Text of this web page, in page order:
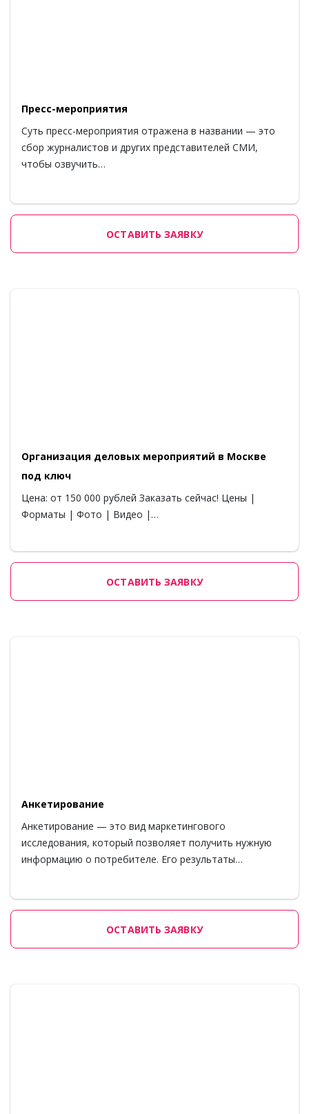
Пресс-мероприятия
Суть пресс-мероприятия отражена в названии — это
сбор журналистов и других представителей СМИ,
чтобы озвучить…
ОСТАВИТЬ ЗАЯВКУ
Организация деловых мероприятий в Москве
под ключ
Цена: от 150 000 рублей Заказать сейчас! Цены |
Форматы | Фото | Видео |…
ОСТАВИТЬ ЗАЯВКУ
Анкетирование
Анкетирование — это вид маркетингового
исследования, который позволяет получить нужную
информацию о потребителе. Его результаты…
ОСТАВИТЬ ЗАЯВКУ